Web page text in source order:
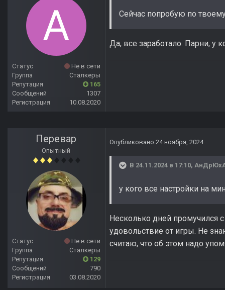
Статус
Не в сети
Группа
Сталкеры
Репутация
165
Сообщений
1307
Регистрация
10.08.2020
Сейчас попробую по
Да, все заработало. Парни, у
Перевар
Опытный
Статус
Не в сети
Группа
Сталкеры
Репутация
129
Сообщений
790
Регистрация
03.08.2020
Опубликовано 24 ноября, 2024
В 24.11.2024 в 17:10,
у кого все настройки на
Несколько дней промучился
удовольствие от игры. Не
считаю, что об этом надо